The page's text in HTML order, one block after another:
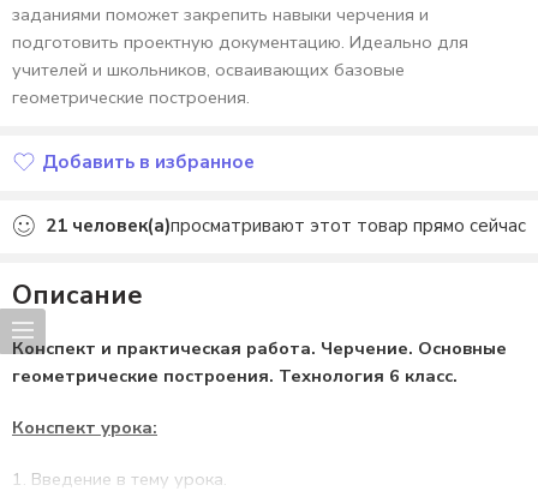
заданиями поможет закрепить навыки черчения и
подготовить проектную документацию. Идеально для
учителей и школьников, осваивающих базовые
геометрические построения.
Добавить в избранное
21 человек(а)просматривают этот товар прямо сейчас
Описание
Конспект и практическая работа. Черчение. Основные
геометрические построения. Технология 6 класс.
Конспект урока:
Введение в тему урока.